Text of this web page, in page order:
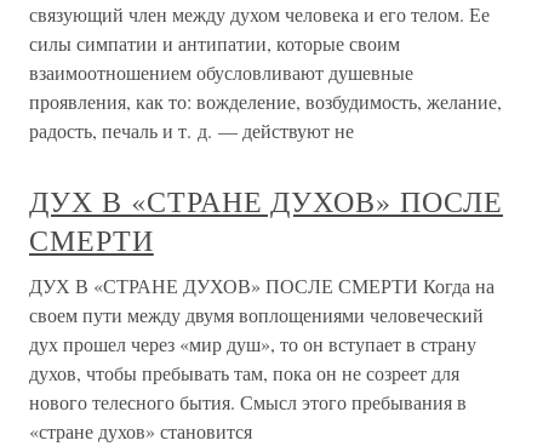
связующий член между духом человека и его телом. Ее
силы симпатии и антипатии, которые своим
взаимоотношением обусловливают душевные
проявления, как то: вожделение, возбудимость, желание,
радость, печаль и т. д. — действуют не
ДУХ В «СТРАНЕ ДУХОВ» ПОСЛЕ
СМЕРТИ
ДУХ В «СТРАНЕ ДУХОВ» ПОСЛЕ СМЕРТИ Когда на
своем пути между двумя воплощениями человеческий
дух прошел через «мир душ», то он вступает в страну
духов, чтобы пребывать там, пока он не созреет для
нового телесного бытия. Смысл этого пребывания в
«стране духов» становится